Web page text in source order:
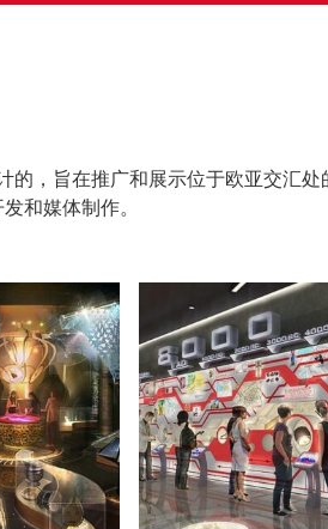
的，旨在推广和展示位于欧亚交汇
和媒体制作。